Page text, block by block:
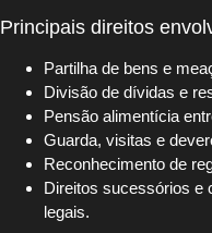
Principais direitos
Partilha de bens e
Divisão de dívidas e
Pensão alimentícia
Guarda, visitas e
Reconhecimento de
Direitos sucessórios e
legais.